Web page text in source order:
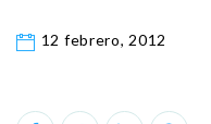
12 febrero, 2012